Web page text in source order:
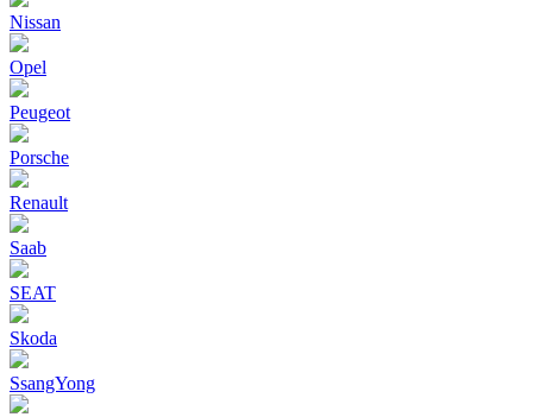
Nissan
Opel
Peugeot
Porsche
Renault
Saab
SEAT
Skoda
SsangYong